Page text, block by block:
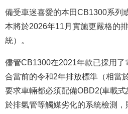
備受車迷喜愛的本田CB1300系列
本將於2026年11月實施更嚴格的
統）。
儘管CB1300在2021年款已採用了
合當前的令和2年排放標準（相當
要求車輛都必須配備OBD2(車載
於排氣管等觸媒劣化的系統檢測